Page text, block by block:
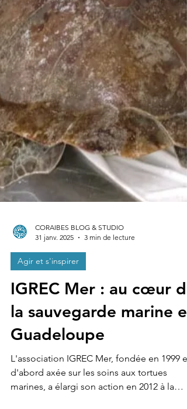
31 janv. 2025
Agir et s'inspirer
IGREC Mer : au cœur de
la sauvegarde marine en
Guadeloupe
L'association IGREC Mer, fondée en 1999 et